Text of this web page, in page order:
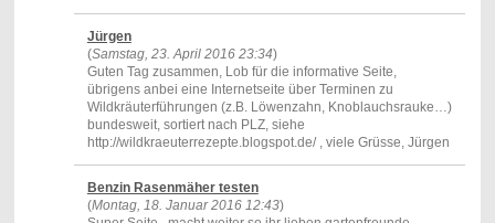
Jürgen
(Samstag, 23. April 2016 23:34)
Guten Tag zusammen, Lob für die informative Seite,
übrigens anbei eine Internetseite über Terminen zu
Wildkräuterführungen (z.B. Löwenzahn, Knoblauchsrauke…)
bundesweit, sortiert nach PLZ, siehe
http://wildkraeuterrezepte.blogspot.de/ , viele Grüsse, Jürgen
Benzin Rasenmäher testen
(Montag, 18. Januar 2016 12:43)